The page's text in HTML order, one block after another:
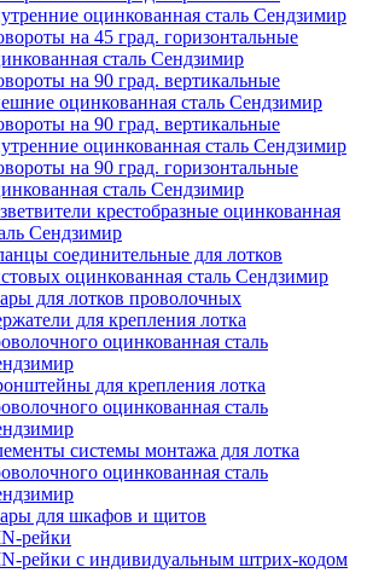
оцинкованная сталь Сендзимир
на 45 град. горизонтальные
сталь Сендзимир
на 90 град. вертикальные
оцинкованная сталь Сендзимир
на 90 град. вертикальные
оцинкованная сталь Сендзимир
на 90 град. горизонтальные
сталь Сендзимир
крестобразные оцинкованная
Сендзимир
соединительные для лотков
оцинкованная сталь Сендзимир
для лотков проволочных
для крепления лотка
оцинкованная сталь
для крепления лотка
оцинкованная сталь
системы монтажа для лотка
оцинкованная сталь
для шкафов и щитов
рейки
рейки с индивидуальным штрих-кодом